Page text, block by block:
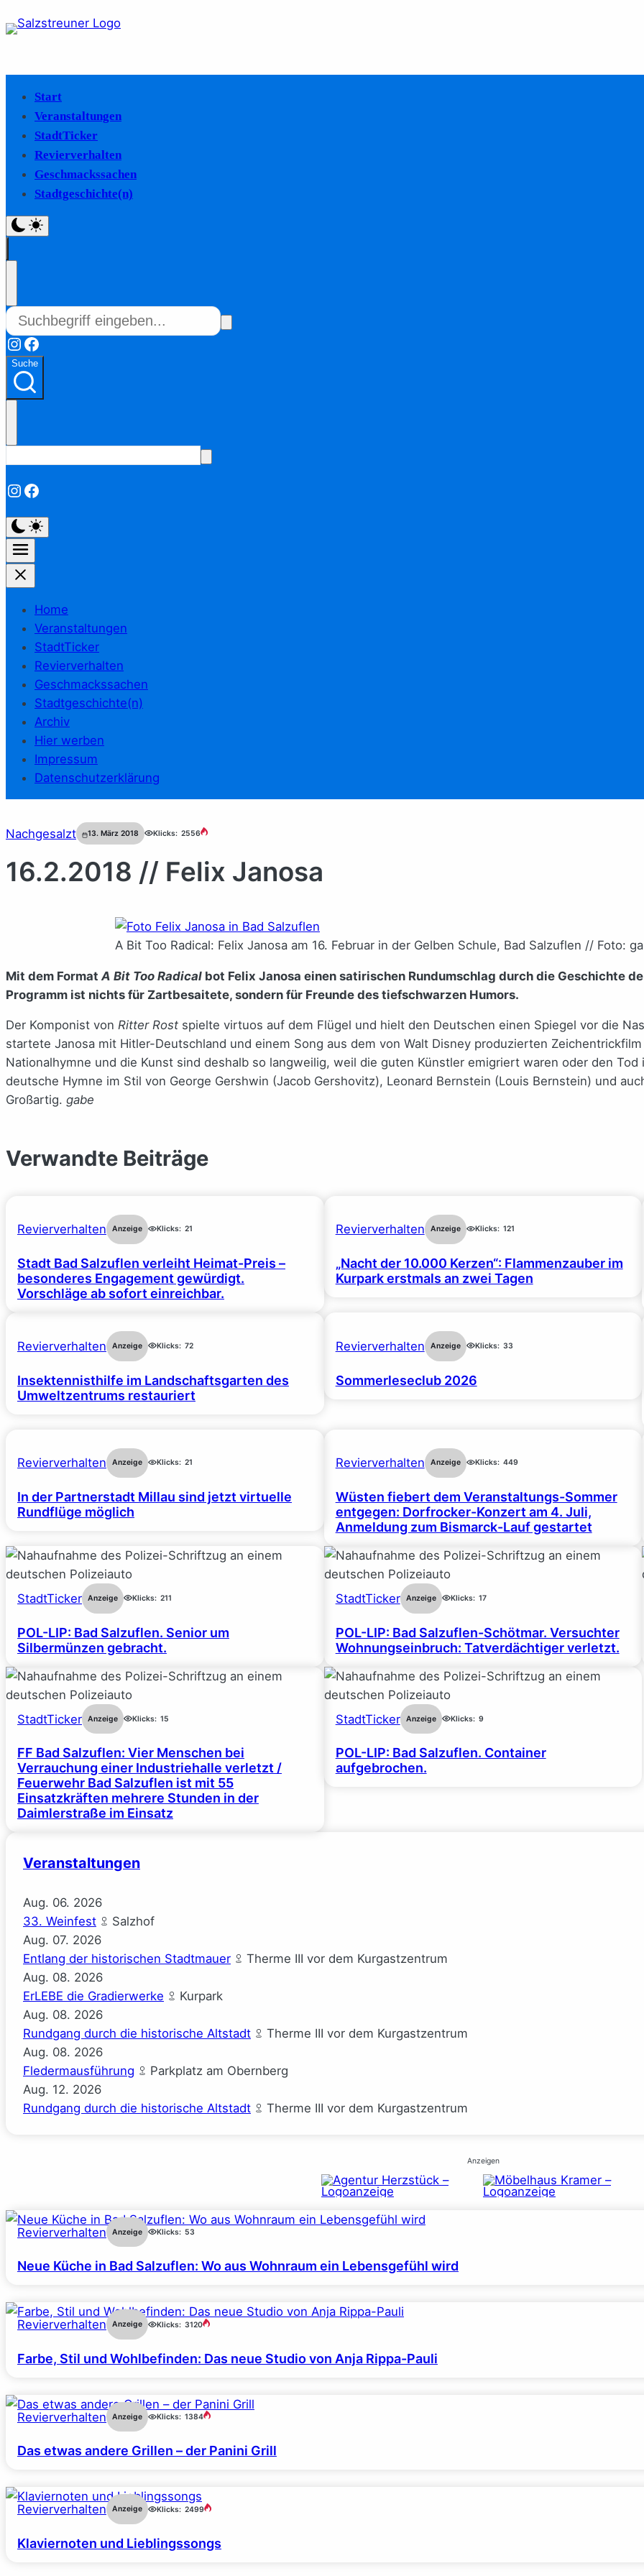
Start
Veranstaltungen
StadtTicker
Revierverhalten
Geschmackssachen
Stadtgeschichte(n)
Instagram
Facebook
Suche
Instagram
Facebook
Home
Veranstaltungen
StadtTicker
Revierverhalten
Geschmackssachen
Stadtgeschichte(n)
Archiv
Hier werben
Impressum
Datenschutzerklärung
Nachgesalzt 13. März 2018 Klicks: 2556
16.2.2018 // Felix Janosa
A Bit Too Radical: Felix Janosa am 16. Februar in der Gelben Schule, Bad Salzuflen // Foto:
Mit dem Format A Bit Too Radical bot Felix Janosa einen satirischen Rundumschlag durch die Geschichte
Programm ist nichts für Zartbesaitete, sondern für Freunde des tiefschwarzen Humors.
Der Komponist von Ritter Rost spielte virtuos auf dem Flügel und hielt den Deutschen einen Spiegel vor die
startete Janosa mit Hitler-Deutschland und einem Song aus dem von Walt Disney produzierten
Nationalhymne und die Kunst sind deshalb so langweilig, weil die guten Künstler emigriert waren oder den
deutsche Hymne im Stil von George Gershwin (Jacob Gershovitz), Leonard Bernstein (Louis Bernstein) und
Großartig. gabe
Verwandte Beiträge
Revierverhalten Anzeige Klicks: 21
Stadt Bad Salzuflen verleiht Heimat-Preis –
besonderes Engagement gewürdigt.
Vorschläge ab sofort einreichbar.
Revierverhalten Anzeige Klicks: 121
„Nacht der 10.000 Kerzen“: Flammenzauber im
Kurpark erstmals an zwei Tagen
Revierverhalten Anzeige Klicks: 72
Insektennisthilfe im Landschaftsgarten des
Umweltzentrums restauriert
Revierverhalten Anzeige Klicks: 33
Sommerleseclub 2026
Revierverhalten Anzeige Klicks: 21
In der Partnerstadt Millau sind jetzt virtuelle
Rundflüge möglich
Revierverhalten Anzeige Klicks: 449
Wüsten fiebert dem Veranstaltungs-Sommer
entgegen: Dorfrocker-Konzert am 4. Juli,
Anmeldung zum Bismarck-Lauf gestartet
StadtTicker Anzeige Klicks: 211
POL-LIP: Bad Salzuflen. Senior um
Silbermünzen gebracht.
StadtTicker Anzeige Klicks: 17
POL-LIP: Bad Salzuflen-Schötmar. Versuchter
Wohnungseinbruch: Tatverdächtiger verletzt.
StadtTicker Anzeige Klicks: 15
FF Bad Salzuflen: Vier Menschen bei
Verrauchung einer Industriehalle verletzt /
Feuerwehr Bad Salzuflen ist mit 55
Einsatzkräften mehrere Stunden in der
Daimlerstraße im Einsatz
StadtTicker Anzeige Klicks: 9
POL-LIP: Bad Salzuflen. Container
aufgebrochen.
Veranstaltungen
Aug. 06. 2026
33. Weinfest
Salzhof
Aug. 07. 2026
Entlang der historischen Stadtmauer
Therme III vor dem Kurgastzentrum
Aug. 08. 2026
ErLEBE die Gradierwerke
Kurpark
Aug. 08. 2026
Rundgang durch die historische Altstadt
Therme III vor dem Kurgastzentrum
Aug. 08. 2026
Fledermausführung
Parkplatz am Obernberg
Aug. 12. 2026
Rundgang durch die historische Altstadt
Therme III vor dem Kurgastzentrum
Anzeigen
Revierverhalten Anzeige Klicks: 53
Neue Küche in Bad Salzuflen: Wo aus Wohnraum ein Lebensgefühl wird
Revierverhalten Anzeige Klicks: 3120
Farbe, Stil und Wohlbefinden: Das neue Studio von Anja Rippa-Pauli
Revierverhalten Anzeige Klicks: 1384
Das etwas andere Grillen – der Panini Grill
Revierverhalten Anzeige Klicks: 2499
Klaviernoten und Lieblingssongs